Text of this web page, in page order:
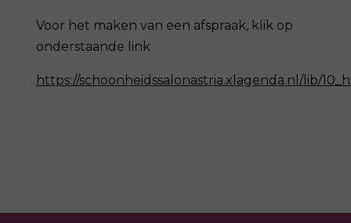
Voor het maken van een afspraak, klik op
onderstaande link
https://schoonheidssalonastria.xlagenda.nl/lib/